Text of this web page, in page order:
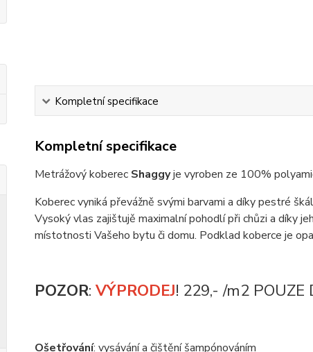
Kompletní specifikace
Kompletní specifikace
Metrážový koberec Shaggyje vyroben ze 100%
Koberec vyniká převážně svými barvami a díky pestré
Vysoký vlas zajištujě maximalní pohodlí při chůzi a díky
místotnosti Vašeho bytu či domu. Podklad koberce je
POZOR: VÝPRODEJ! 229,- /m2 POUZE
Ošetřování: vysávání a čištění šampónováním